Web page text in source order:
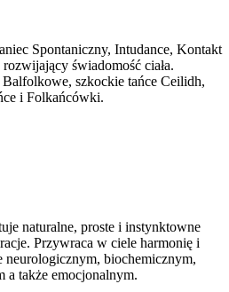
Spontaniczny, Intudance, Kontakt
świadomość ciała.
szkockie tańce Ceilidh,
i Folkańcówki.
naturalne, proste i instynktowne
Przywraca w ciele harmonię i
neurologicznym, biochemicznym,
a także emocjonalnym.